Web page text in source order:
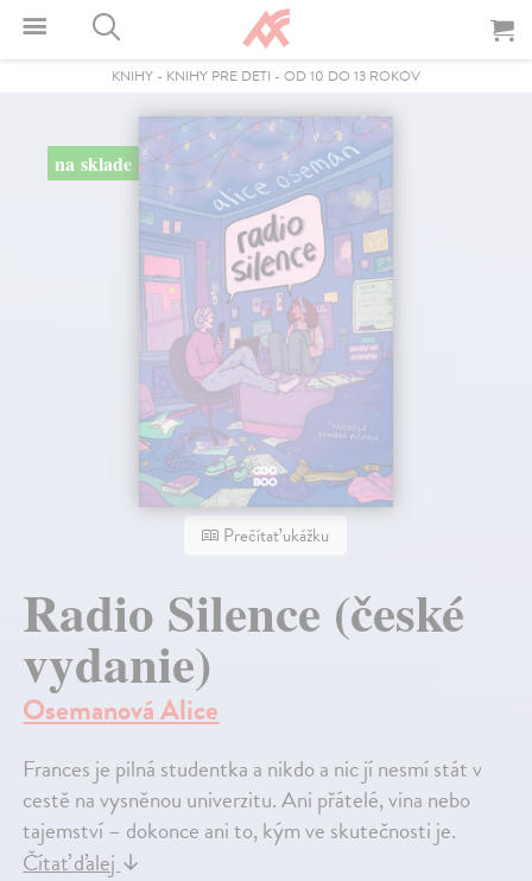
KNIHY - KNIHY PRE DETI - OD 10 DO 13 ROKOV
na sklade
Prečítať ukážku
Radio Silence (české
vydanie)
Osemanová Alice
Frances je pilná studentka a nikdo a nic jí nesmí stát v
cestě na vysněnou univerzitu. Ani přátelé, vina nebo
tajemství – dokonce ani to, kým ve skutečnosti je.
Čítať ďalej↓